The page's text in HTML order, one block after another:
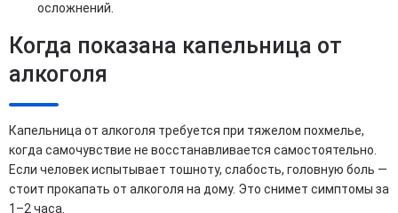
осложнений.
Когда показана капельница от
алкоголя
Капельница от алкоголя требуется при тяжелом похмелье,
когда самочувствие не восстанавливается самостоятельно.
Если человек испытывает тошноту, слабость, головную боль —
стоит прокапать от алкоголя на дому. Это снимет симптомы за
1–2 часа.